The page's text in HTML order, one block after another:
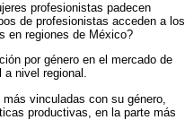
profesionistas padecen
de profesionistas acceden a los
en regiones de México?
por género en el mercado de
a nivel regional.
vinculadas con su género,
productivas, en la parte más